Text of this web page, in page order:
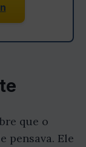
que o
pensava. Ele